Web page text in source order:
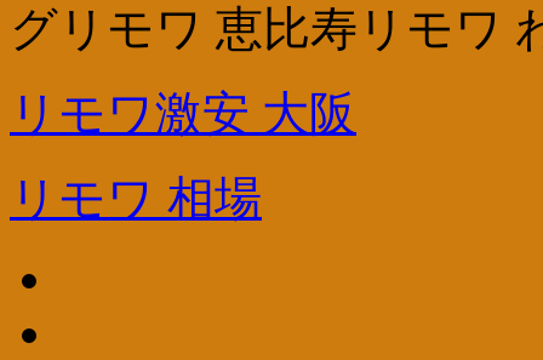
グリモワ 恵比寿リモワ
リモワ激安 大阪
リモワ 相場